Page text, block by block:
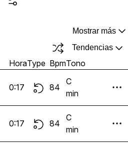
Mostrar más
Tendencias
HoraType BpmTono
0:17 84
C
min
0:17 84
C
min